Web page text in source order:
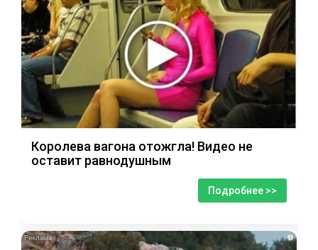
Королева вагона отожгла! Видео не
оставит равнодушным
Подробнее >>
i